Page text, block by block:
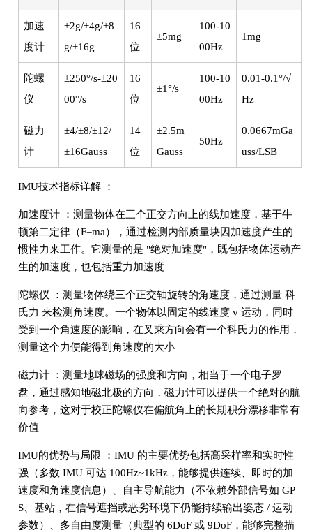
加速
度计
±2g/±4g/±8
g/±16g
16
位
±5mg
100-10
00Hz
1mg
陀螺
仪
±250°/s-±20
00°/s
16
位
±1°/s
100-10
00Hz
0.01-0.1°/√
Hz
磁力
计
±4/±8/±12/
±16Gauss
14
位
±2.5m
Gauss
50Hz
0.0667mGa
uss/LSB
IMU技术指标详解 ：
加速度计 ：测量物体在三个正交方向上的线加速度，基于牛
顿第二定律（F=ma），通过检测内部质量块因加速度产生的
惯性力来工作。它测量的是 "绝对加速度"，既包括物体运动产
生的加速度，也包括重力加速度
陀螺仪 ：测量物体绕三个正交轴旋转的角速度，通过测量 科
氏力 来检测角速度。一个物体以固定的线速度 v 运动，同时
受到一个角速度的影响，在叉乘方向会有一个科氏力的作用，
测量这个力便能得到角速度的大小
磁力计 ：测量地球磁场的强度和方向，相当于一个电子罗
盘，通过感知地磁北极的方向，磁力计可以提供一个绝对的航
向参考，这对于校正陀螺仪在偏航角上的长期积分漂移非常有
价值
IMU的优势与局限 ：IMU 的主要优势包括高采样率和实时性
强（多数 IMU 可达 100Hz~1kHz，能够提供连续、即时的加
速度和角速度信息）、自主导航能力（不依赖外部信号如 GP
S、基站，在信号遮挡或恶劣环境下仍能持续输出姿态 / 运动
参数）、多自由度测量（典型的 6DoF 或 9DoF，能够完整描